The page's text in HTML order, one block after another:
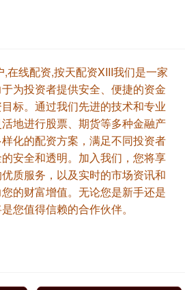
在线配资,按天配资XIII‌我们是一家
为投资者提供安全、便捷的资金
标。通过我们先进的技术和专业
地进行股票、期货等多种金融产
化的配资方案，满足不同投资者
安全和透明。加入我们，您将享
质服务，以及实时的市场资讯和
的财富增值。无论您是新手还是
您值得信赖的合作伙伴。